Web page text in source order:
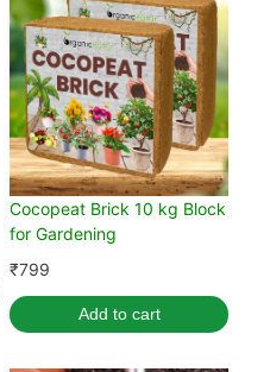
Cocopeat Brick 10 kg Block
for Gardening
₹799
Add to cart